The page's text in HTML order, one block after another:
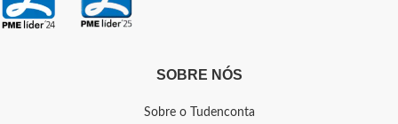
SOBRE NÓS
Sobre o Tudenconta